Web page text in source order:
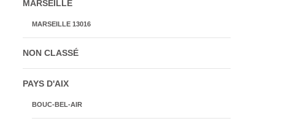
MARSEILLE
MARSEILLE 13016
NON CLASSÉ
PAYS D'AIX
BOUC-BEL-AIR